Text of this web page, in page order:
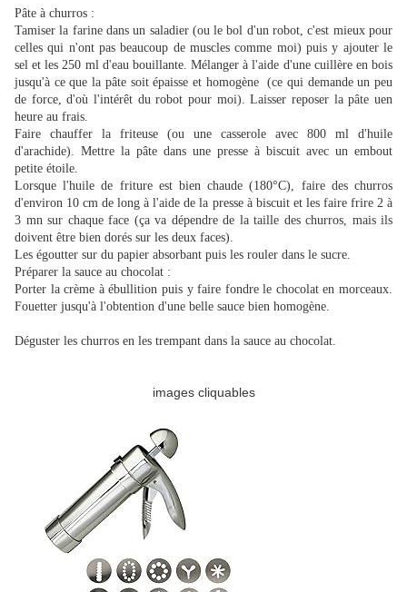
Pâte à churros :
Tamiser la farine dans un saladier (ou le bol d'un robot, c'est mieux pour
celles qui n'ont pas beaucoup de muscles comme moi) puis y ajouter le
sel et les 250 ml d'eau bouillante. Mélanger à l'aide d'une cuillère en bois
jusqu'à ce que la pâte soit épaisse et homogène (ce qui demande un peu
de force, d'où l'intérêt du robot pour moi). Laisser reposer la pâte uen
heure au frais.
Faire chauffer la friteuse (ou une casserole avec 800 ml d'huile
d'arachide). Mettre la pâte dans une presse à biscuit avec un embout
petite étoile.
Lorsque l'huile de friture est bien chaude (180°C), faire des churros
d'environ 10 cm de long à l'aide de la presse à biscuit et les faire frire 2 à
3 mn sur chaque face (ça va dépendre de la taille des churros, mais ils
doivent être bien dorés sur les deux faces).
Les égoutter sur du papier absorbant puis les rouler dans le sucre.
Préparer la sauce au chocolat :
Porter la crème à ébullition puis y faire fondre le chocolat en morceaux.
Fouetter jusqu'à l'obtention d'une belle sauce bien homogène.
Déguster les churros en les trempant dans la sauce au chocolat.
images cliquables